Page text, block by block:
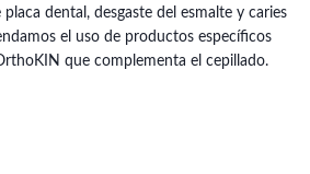
dental, desgaste del esmalte y caries
el uso de productos específicos
que complementa el cepillado.